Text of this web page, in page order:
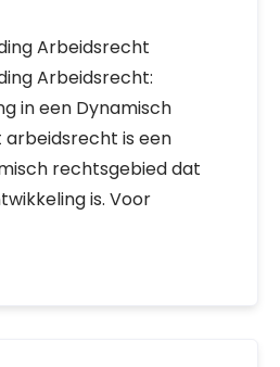
Arbeidsrecht
Arbeidsrecht:
in een Dynamisch
arbeidsrecht is een
rechtsgebied dat
is. Voor